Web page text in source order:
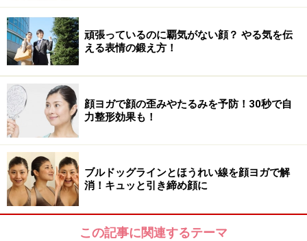
2：ぱぁっと顔を優しく開く
顔を外に開くイメージ
ぱぁっと優しく顔を開きます。急いでぱっではなく、ゆ
っくりと開くのがポイントです。口角を軽く上げて、優
しい笑顔をつくりましょう。
頑張っているのに覇気がない顔？ やる気を伝
える表情の鍛え方！
顔ヨガで顔の歪みやたるみを予防！30秒で自
力整形効果も！
ブルドッグラインとほうれい線を顔ヨガで解
消！キュッと引き締め顔に
この記事に関連するテーマ